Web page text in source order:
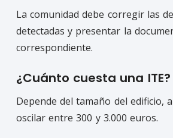
La comunidad debe corregir las
detectadas y presentar la
correspondiente.
¿Cuánto cuesta una ITE?
Depende del tamaño del edificio,
oscilar entre 300 y 3.000 euros.